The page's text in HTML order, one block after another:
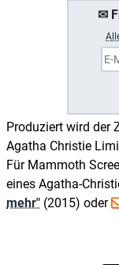
✉
A
Produziert wird der
Agatha Christie
Für Mammoth
eines Agatha-
mehr" (2015) oder